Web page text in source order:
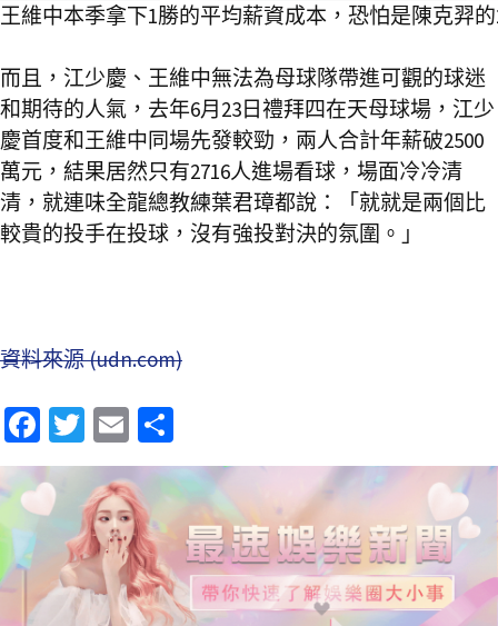
王維中本季拿下1勝的平均薪資成本，恐怕是陳克羿
而且，江少慶、王維中無法為母球隊帶進可觀的球迷
和期待的人氣，去年6月23日禮拜四在天母球場，江少
慶首度和王維中同場先發較勁，兩人合計年薪破2500
萬元，結果居然只有2716人進場看球，場面冷冷清
清，就連味全龍總教練葉君璋都說：「就就是兩個比
較貴的投手在投球，沒有強投對決的氛圍。」
資料來源 (udn.com)
Fa
ce
b
o
o
k
T
wi
tt
er
E
m
ai
l
享